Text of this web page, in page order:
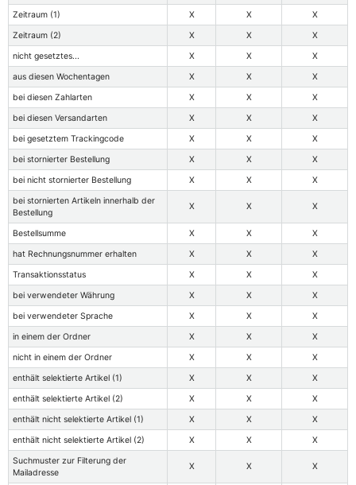
Zeitraum (1)
X X
X
Zeitraum (2)
X X
X
nicht gesetztes...
X X
X
aus diesen Wochentagen
X X
X
bei diesen Zahlarten
X X
X
bei diesen Versandarten
X X
X
bei gesetztem Trackingcode
X X
X
bei stornierter Bestellung
X X
X
bei nicht stornierter Bestellung
X X
X
bei stornierten Artikeln innerhalb der
Bestellung
X X X
Bestellsumme X X
X
hat Rechnungsnummer erhalten
X X
X
Transaktionsstatus
X X
X
bei verwendeter Währung
X X
X
bei verwendeter Sprache
X X
X
in einem der Ordner
X X
X
nicht in einem der Ordner
X X
X
enthält selektierte Artikel (1)
X X
X
enthält selektierte Artikel (2)
X X
X
enthält nicht selektierte Artikel (1)
X X
X
enthält nicht selektierte Artikel (2)
X X
X
Suchmuster zur Filterung der
Mailadresse
X X X